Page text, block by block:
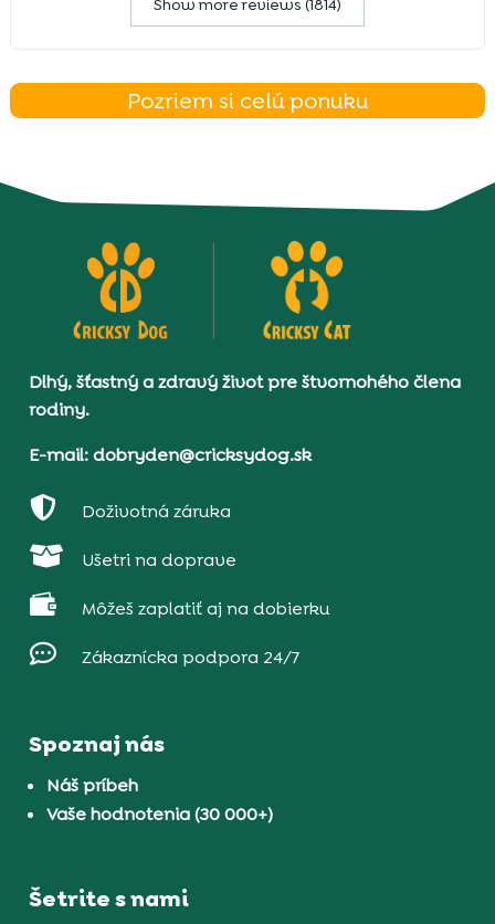
Pozriem si celú ponuku
Dlhý, šťastný a zdravý život pre štvornohého člena
rodiny.
E-mail: dobryden@cricksydog.sk
 Doživotná záruka
 Ušetri na doprave
 Môžeš zaplatiť aj na dobierku
 Zákaznícka podpora 24/7
Spoznaj nás
Náš príbeh
Vaše hodnotenia (30 000+)
Šetrite s nami